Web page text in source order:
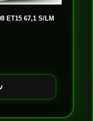
ET15 67,1 S/LM